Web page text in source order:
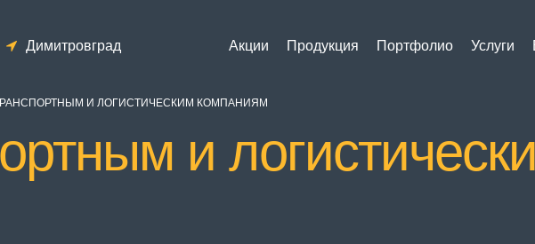
Димитровград Акции Продукция Портфолио Услуги
И ЛОГИСТИЧЕСКИМ КОМПАНИЯМ
и